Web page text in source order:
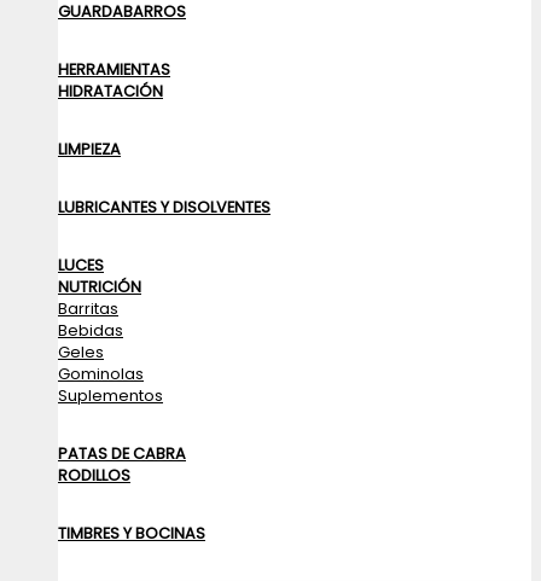
GUARDABARROS
HERRAMIENTAS
HIDRATACIÓN
LIMPIEZA
LUBRICANTES Y DISOLVENTES
LUCES
NUTRICIÓN
Barritas
Bebidas
Geles
Gominolas
Suplementos
PATAS DE CABRA
RODILLOS
TIMBRES Y BOCINAS